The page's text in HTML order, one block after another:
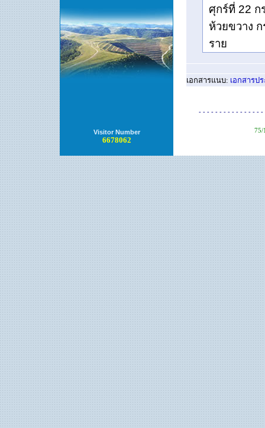
ศุกร์ที่ 22 ก
ห้วยขวาง
ราย
เอกสารแนบ: เอกสารป
Visitor Number
6678062
- - - - - - - - - - - - - - -
75/